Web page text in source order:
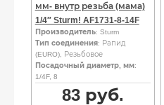
мм- внутр резьба (мама)
1/4″ Sturm! AF1731-8-14F
Производитель: Sturm
Тип соединения: Рапид
(EURO), Резьбовое
Посадочный диаметр, мм:
1/4F, 8
83руб.